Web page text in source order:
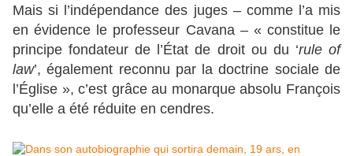
Mais si l’indépendance des juges – comme l’a mis
en évidence le professeur Cavana – « constitue le
principe fondateur de l’État de droit ou du ‘rule of
law’, également reconnu par la doctrine sociale de
l’Église », c’est grâce au monarque absolu François
qu’elle a été réduite en cendres.